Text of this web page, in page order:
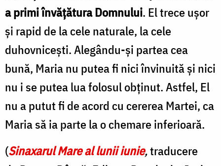
a primi învățătura Domnului. El trece ușor
și rapid de la cele naturale, la cele
duhovnicești. Alegându-și partea cea
bună, Maria nu putea fi nici învinuită și nici
nu i se putea lua folosul obținut. Astfel, El
nu a putut fi de acord cu cererea Martei, ca
Maria să ia parte la o chemare inferioară.
(Sinaxarul Mare al lunii iunie,traducere